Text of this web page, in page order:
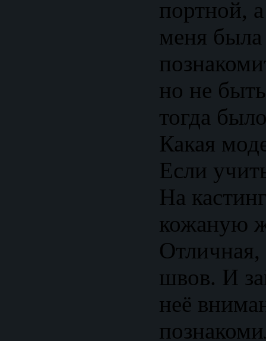
портной,
меня была
но не
тогда
Какая
Если
На
кожаную
швов. И
неё